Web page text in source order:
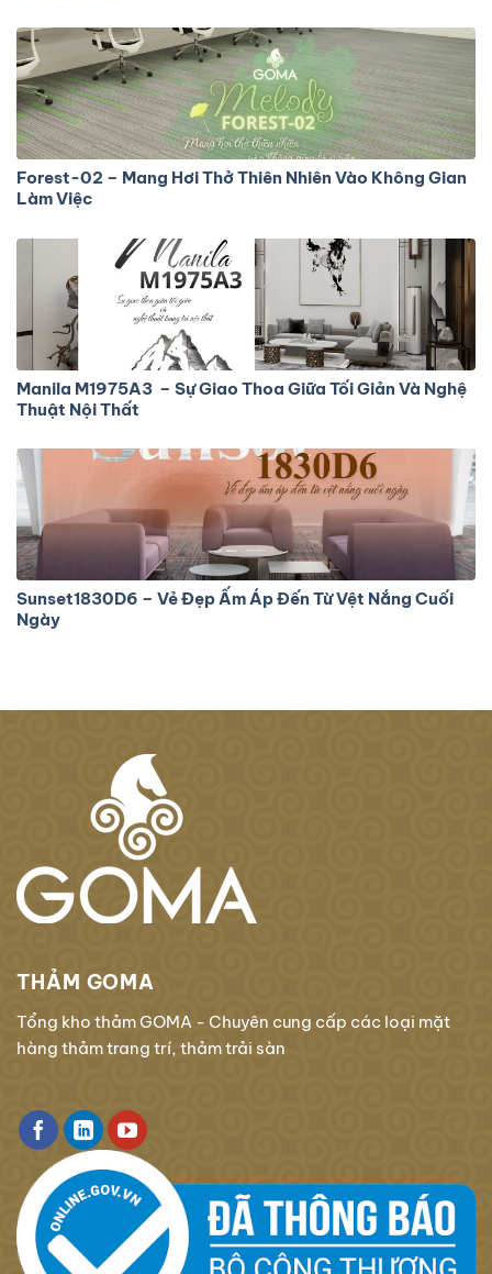
Forest-02 – Mang Hơi Thở Thiên Nhiên Vào Không Gian
Làm Việc
Manila M1975A3 – Sự Giao Thoa Giữa Tối Giản Và Nghệ
Thuật Nội Thất
Sunset1830D6 – Vẻ Đẹp Ấm Áp Đến Từ Vệt Nắng Cuối
Ngày
THẢM GOMA
Tổng kho thảm GOMA - Chuyên cung cấp các loại mặt
hàng thảm trang trí, thảm trải sàn